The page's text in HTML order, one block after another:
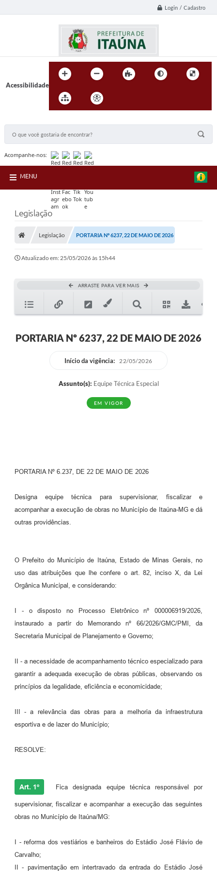
Login / Cadastro
Acessibilidade
Acompanhe-nos:
MENU
Legislação
Legislação PORTARIA Nº 6237, 22 DE MAIO DE 2026
Atualizado em: 25/05/2026 às 15h44
ARRASTE PARA VER MAIS
PORTARIA Nº 6237, 22 DE MAIO DE 2026
Início da vigência: 22/05/2026
Assunto(s): Equipe Técnica Especial
EM VIGOR
PORTARIA Nº 6.237, DE 22 DE MAIO DE 2026
Designa equipe técnica para supervisionar, fiscalizar e
acompanhar a execução de obras no Município de Itaúna-MG e dá
outras providências.
O Prefeito do Município de Itaúna, Estado de Minas Gerais, no
uso das atribuições que lhe confere o art. 82, inciso X, da Lei
Orgânica Municipal, e considerando:
I - o disposto no Processo Eletrônico nº 000006919/2026,
instaurado a partir do Memorando nº 66/2026/GMC/PMI, da
Secretaria Municipal de Planejamento e Governo;
II - a necessidade de acompanhamento técnico especializado para
garantir a adequada execução de obras públicas, observando os
princípios da legalidade, eficiência e economicidade;
III - a relevância das obras para a melhoria da infraestrutura
esportiva e de lazer do Município;
RESOLVE:
Art. 1º Fica designada equipe técnica responsável por
supervisionar, fiscalizar e acompanhar a execução das seguintes
obras no Município de Itaúna/MG:
I - reforma dos vestiários e banheiros do Estádio José Flávio de
Carvalho;
II - pavimentação em intertravado da entrada do Estádio José